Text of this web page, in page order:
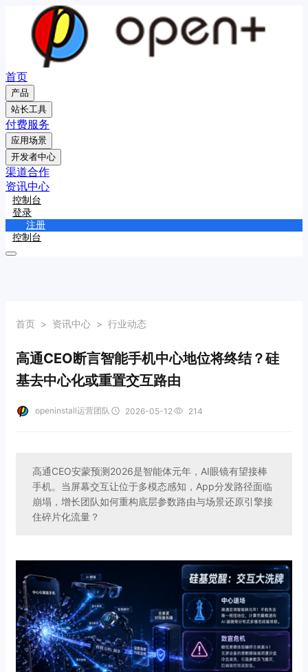
首页
产品
站长工具
付费服务
应用场景
开发者中心
渠道合作
资讯中心
控制台
登录
注册
控制台
首页 > 资讯中心 > 行业动态
高通CEO断言智能手机中心地位将终结？硅
基去中心化或重置交互路由
openinstall运营团队 2026-05-12 214
高通CEO安蒙预测2026是智能体元年，AI眼镜有望接棒
手机。当屏幕交互让位于多模态感知，App分发路径面临
崩塌，增长团队如何重构底层参数路由与场景还原引擎接
住碎片化流量？